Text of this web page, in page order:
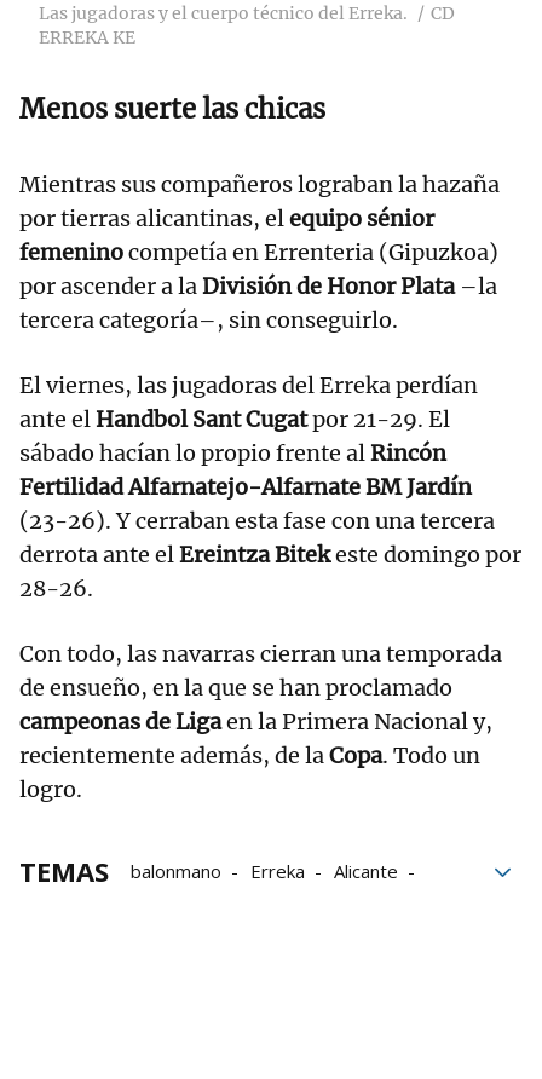
Las jugadoras y el cuerpo técnico del Erreka.
CD
ERREKA KE
Menos suerte las chicas
Mientras sus compañeros lograban la hazaña
por tierras alicantinas, elequipo sénior
femeninocompetía en Errenteria (Gipuzkoa)
por ascender a laDivisión de Honor Plata–la
tercera categoría–, sin conseguirlo.
El viernes, las jugadoras del Erreka perdían
ante el Handbol Sant Cugatpor 21-29. El
sábado hacían lo propio frente alRincón
Fertilidad Alfarnatejo-Alfarnate BM Jardín
(23-26). Y cerraban esta fase con una tercera
derrota ante elEreintza Bitekeste domingo por
28-26.
Con todo, las navarras cierran una temporada
de ensueño, en la que se han proclamado
campeonas de Ligaen la Primera Nacional y,
recientemente además, de laCopa. Todo un
logro.
TEMAS balonmano Erreka
Alicante